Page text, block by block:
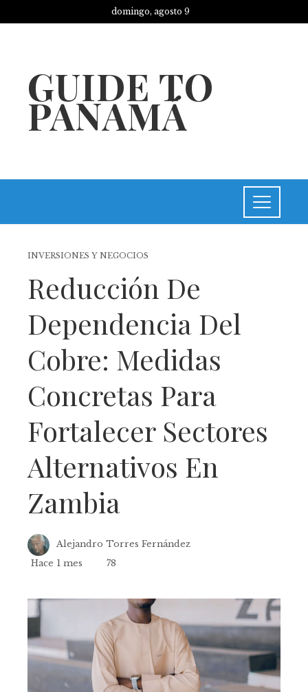
domingo, agosto 9
GUIDE TO
PANAMÁ
INVERSIONES Y NEGOCIOS
Reducción De
Dependencia Del
Cobre: Medidas
Concretas Para
Fortalecer Sectores
Alternativos En
Zambia
Alejandro Torres Fernández
Hace 1 mes
78